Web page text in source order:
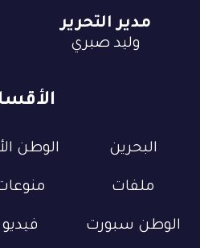
البحرين الوطن
ملفات
الوطن سبورت فيديو
مدير التحرير
وليد صبري